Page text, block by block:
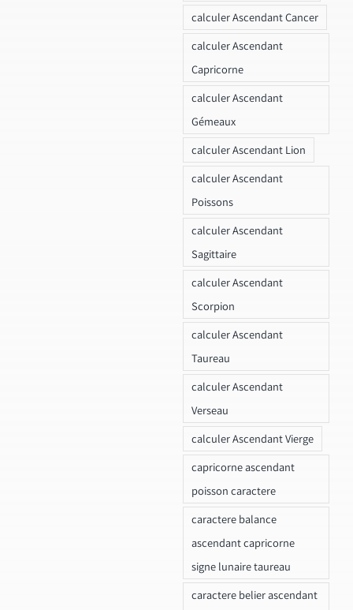
calculer Ascendant Cancer
calculer Ascendant
Capricorne
calculer Ascendant
Gémeaux
calculer Ascendant Lion
calculer Ascendant
Poissons
calculer Ascendant
Sagittaire
calculer Ascendant
Scorpion
calculer Ascendant
Taureau
calculer Ascendant
Verseau
calculer Ascendant Vierge
capricorne ascendant
poisson caractere
caractere balance
ascendant capricorne
signe lunaire taureau
caractere belier ascendant